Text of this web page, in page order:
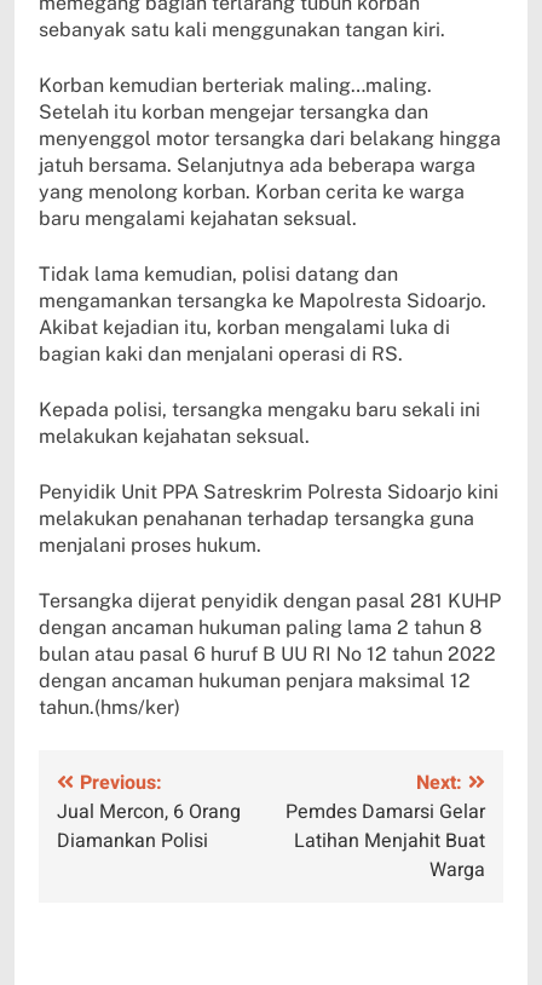
sebanyak satu kali menggunakan tangan kiri.
Korban kemudian berteriak maling…maling.
Setelah itu korban mengejar tersangka dan
menyenggol motor tersangka dari belakang hingga
jatuh bersama. Selanjutnya ada beberapa warga
yang menolong korban. Korban cerita ke warga
baru mengalami kejahatan seksual.
Tidak lama kemudian, polisi datang dan
mengamankan tersangka ke Mapolresta Sidoarjo.
Akibat kejadian itu, korban mengalami luka di
bagian kaki dan menjalani operasi di RS.
Kepada polisi, tersangka mengaku baru sekali ini
melakukan kejahatan seksual.
Penyidik Unit PPA Satreskrim Polresta Sidoarjo kini
melakukan penahanan terhadap tersangka guna
menjalani proses hukum.
Tersangka dijerat penyidik dengan pasal 281 KUHP
dengan ancaman hukuman paling lama 2 tahun 8
bulan atau pasal 6 huruf B UU RI No 12 tahun 2022
dengan ancaman hukuman penjara maksimal 12
tahun.(hms/ker)
Navigasi
pos
Previous:
Jual Mercon, 6 Orang
Diamankan Polisi
Next:
Pemdes Damarsi Gelar
Latihan Menjahit Buat
Warga